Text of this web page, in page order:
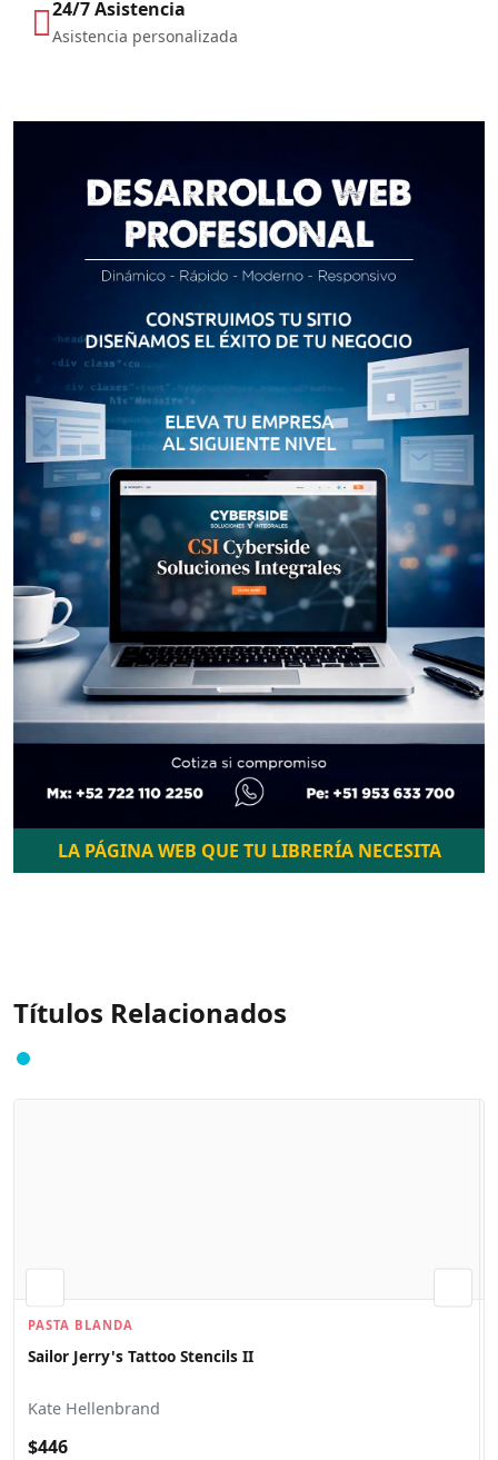
24/7 Asistencia
Asistencia personalizada
LA PÁGINA WEB QUE TU LIBRERÍA NECESITA
Títulos Relacionados
PASTA BLANDA
Sailor Jerry's Tattoo Stencils II
Kate Hellenbrand
$446